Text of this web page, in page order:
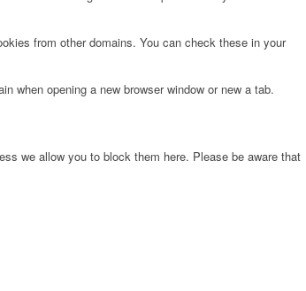
from other domains. You can check these in your
when opening a new browser window or new a tab.
we allow you to block them here. Please be aware that